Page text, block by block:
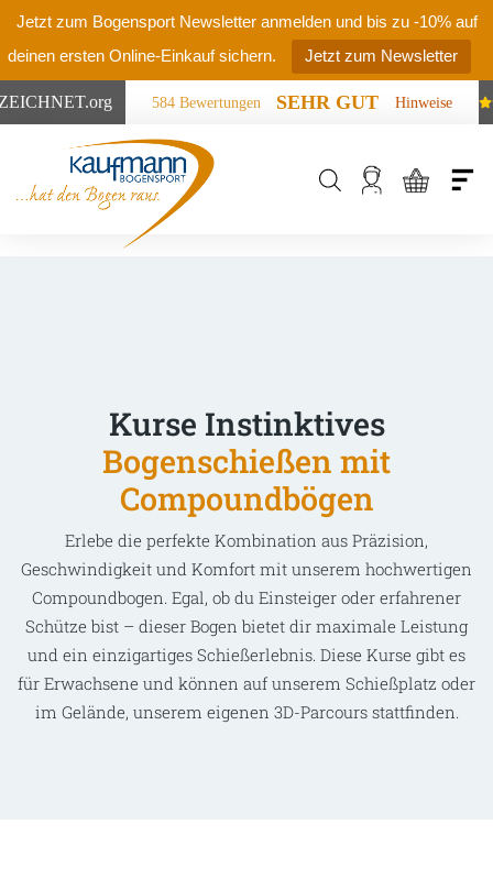
Jetzt zum Bogensport Newsletter anmelden und bis zu -10% auf
deinen ersten Online-Einkauf sichern.
Jetzt zum Newsletter
.org 584 Bewertungen SEHR GUT Hinweise
Products
search
Kurse Instinktives
Bogenschießen mit
Compoundbögen
Erlebe die perfekte Kombination aus Präzision,
Geschwindigkeit und Komfort mit unserem hochwertigen
Compoundbogen. Egal, ob du Einsteiger oder erfahrener
Schütze bist – dieser Bogen bietet dir maximale Leistung
und ein einzigartiges Schießerlebnis. Diese Kurse gibt es
für Erwachsene und können auf unserem Schießplatz oder
im Gelände, unserem eigenen 3D-Parcours stattfinden.